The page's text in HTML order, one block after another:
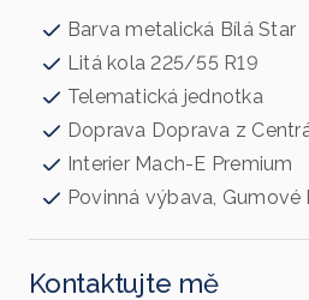
Barva metalická Bílá Star
Litá kola 225/55 R19
Telematická jednotka
Doprava Doprava z
Interier Mach-E Premium
Povinná výbava, Gumové
Kontaktujte mě